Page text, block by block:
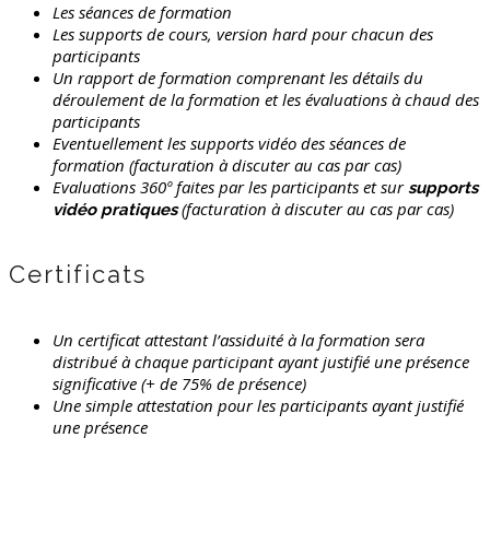
Les séances de formation
Les supports de cours, version hard pour chacun des
participants
Un rapport de formation comprenant les détails du
déroulement de la formation et les évaluations à chaud des
participants
Eventuellement les supports vidéo des séances de
formation (facturation à discuter au cas par cas)
Evaluations 360º faites par les participants et sursupports
vidéo pratiques(facturation à discuter au cas par cas)
Certificats
Un certificat attestant l’assiduité à la formation sera
distribué à chaque participant ayant justifié une présence
significative (+ de 75% de présence)
Une simple attestation pour les participants ayant justifié
une présence